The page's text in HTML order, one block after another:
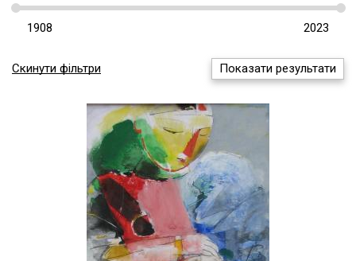
АНУФРІЄВ СЕРГІЙ
АНУФРІЄВА-ЖАРКОВА МАРГАРИТА
АСАБА АНАТОЛІЙ
АЦМАНЧУК ОЛЕКСАНДР
БАБЧИНСЬКИЙ АНДРІЙ
БАЛЬ ЄВГЕНІЙ
БАРАНОВ-РОССІНЕ ВОЛОДИМИР
БАСАНЕЦЬ ВАЛЕРІЙ
БЄЛІК СЕРГІЙ
Скинути фільтри Показати результати